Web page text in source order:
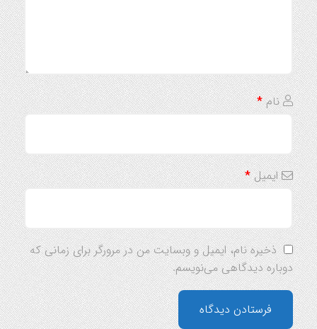
نام*
ایمیل*
ذخیره نام، ایمیل و وبسایت من در مرورگر برای زمانی که
دوباره دیدگاهی می‌نویسم.